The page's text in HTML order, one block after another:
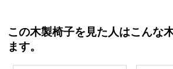
この木製椅子を見た人はこんな
ます。